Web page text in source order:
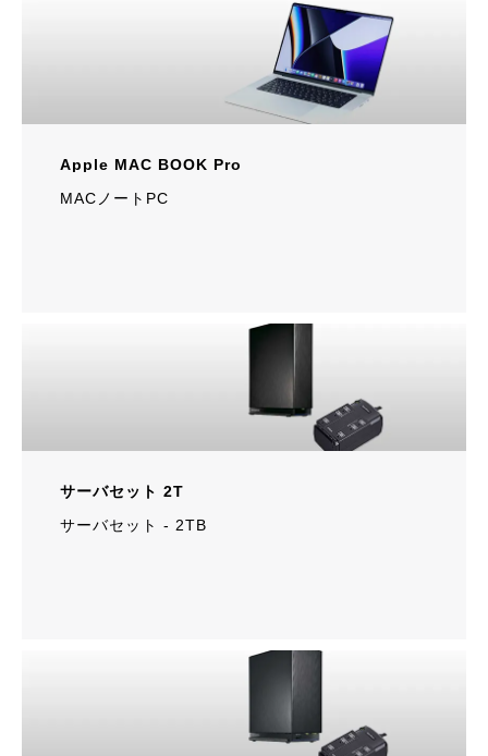
Apple MAC BOOK Pro
MACノートPC
サーバセット 2T
サーバセット ‐ 2TB